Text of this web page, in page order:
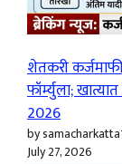
शेतकरी
फॉर्म्युला;
2026
by
July 27, 2026